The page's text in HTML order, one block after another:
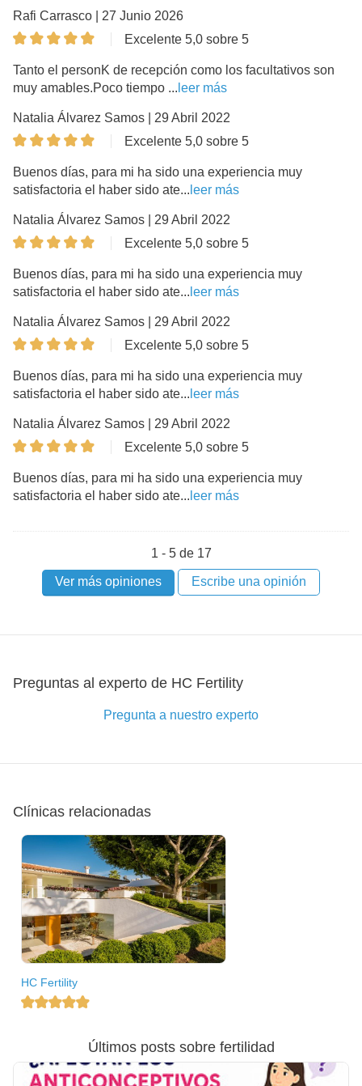
Rafi Carrasco | 27 Junio 2026
Excelente 5,0 sobre 5
Tanto el personK de recepción como los facultativos son
muy amables.Poco tiempo ... leer más
Natalia Álvarez Samos | 29 Abril 2022
Excelente 5,0 sobre 5
Buenos días, para mi ha sido una experiencia muy
satisfactoria el haber sido ate... leer más
Natalia Álvarez Samos | 29 Abril 2022
Excelente 5,0 sobre 5
Buenos días, para mi ha sido una experiencia muy
satisfactoria el haber sido ate... leer más
Natalia Álvarez Samos | 29 Abril 2022
Excelente 5,0 sobre 5
Buenos días, para mi ha sido una experiencia muy
satisfactoria el haber sido ate... leer más
Natalia Álvarez Samos | 29 Abril 2022
Excelente 5,0 sobre 5
Buenos días, para mi ha sido una experiencia muy
satisfactoria el haber sido ate... leer más
1 - 5 de 17
Ver más opiniones Escribe una opinión
Preguntas al experto de HC Fertility
Pregunta a nuestro experto
Clínicas relacionadas
HC Fertility
Últimos posts sobre fertilidad